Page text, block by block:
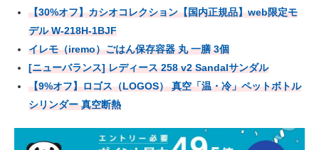
【30%オフ】カシオコレクション【国内正規品】web限定モ
デル W-218H-1BJF
イレモ（iremo）ごはん保存容器 丸 一膳 3個
[ニューバランス] レディース 258 v2 Sandalサンダル
【9%オフ】ロゴス（LOGOS） 真空「温・冷」ペットボトル
シリンダー 真空断熱